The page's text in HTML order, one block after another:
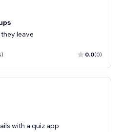
leave
0.0(0)
with a quiz app